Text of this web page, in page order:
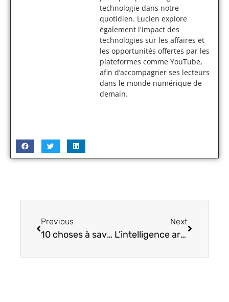
technologie dans notre
quotidien. Lucien explore
également l'impact des
technologies sur les affaires et
les opportunités offertes par les
plateformes comme YouTube,
afin d’accompagner ses lecteurs
dans le monde numérique de
demain.
Previous
10 choses à savoir dans le domaine de la technologie
Next
L’intelligence artificielle de Microsoft colorise une vidéo à partir d’une seule image